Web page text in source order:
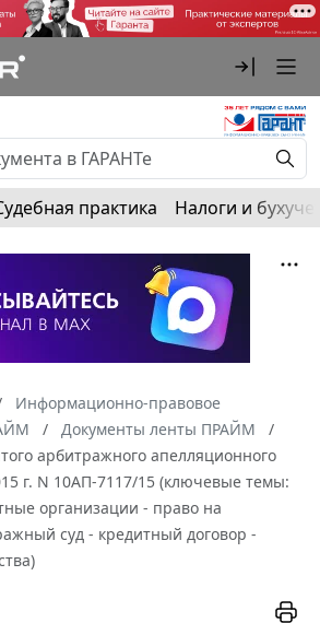
практика Налоги и
Информационно-правовое
Документы ленты ПРАЙМ
арбитражного апелляционного
г. N 10АП-7117/15 (ключевые темы:
организации - право на
суд - кредитный договор -